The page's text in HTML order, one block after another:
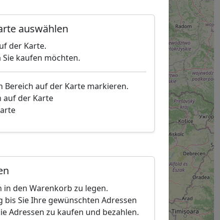
auswählen
der Karte.
kaufen möchten.
Bereich auf der Karte markieren.
auf der Karte
in den Warenkorb zu legen.
Sie Ihre gewünschten Adressen
Adressen zu kaufen und bezahlen.